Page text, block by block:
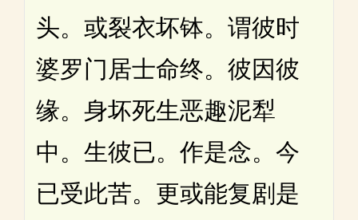
头。或裂衣坏钵。谓彼时
婆罗门居士命终。彼因彼
缘。身坏死生恶趣泥犁
中。生彼已。作是念。今
已受此苦。更或能复剧是